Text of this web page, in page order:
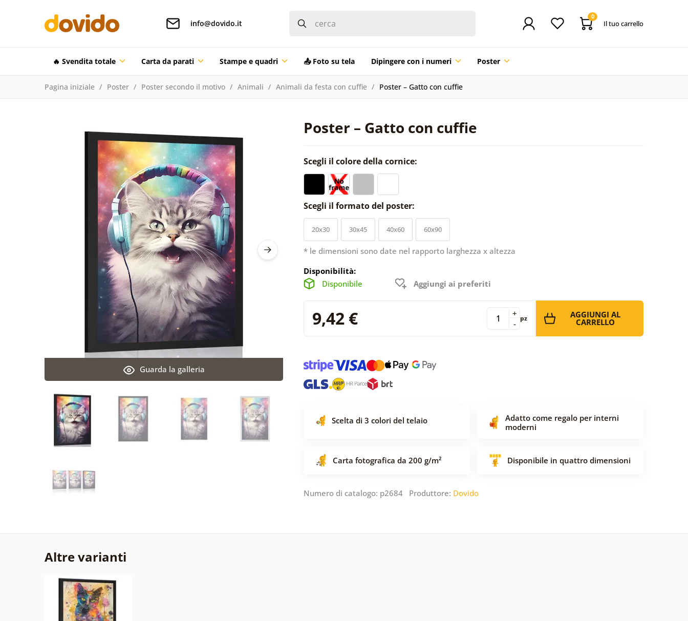
info@dovido.it
0
Il tuo carrello
🔥 Svendita totale Carta da parati Stampe e quadri 📤 Foto su tela Dipingere con i numeri Poster
Pagina iniziale Poster Poster secondo il motivo Animali Animali da festa con cuffie Poster – Gatto con cuffie
Poster – Gatto con cuffie
Guarda la galleria
Scegli il colore della cornice:
Scegli il formato del poster:
20x30 30x45 40x60 60x90
* le dimensioni sono date nel rapporto larghezza x altezza
Disponibilità:
Disponibile
Aggiungi ai preferiti
9,42 € -
+ pz AGGIUNGI AL
CARRELLO
Scelta di 3 colori del telaio
Adatto come regalo per interni
moderni
Carta fotografica da 200 g/m² Disponibile in quattro dimensioni
Numero di catalogo: p2684 Produttore: Dovido
Altre varianti